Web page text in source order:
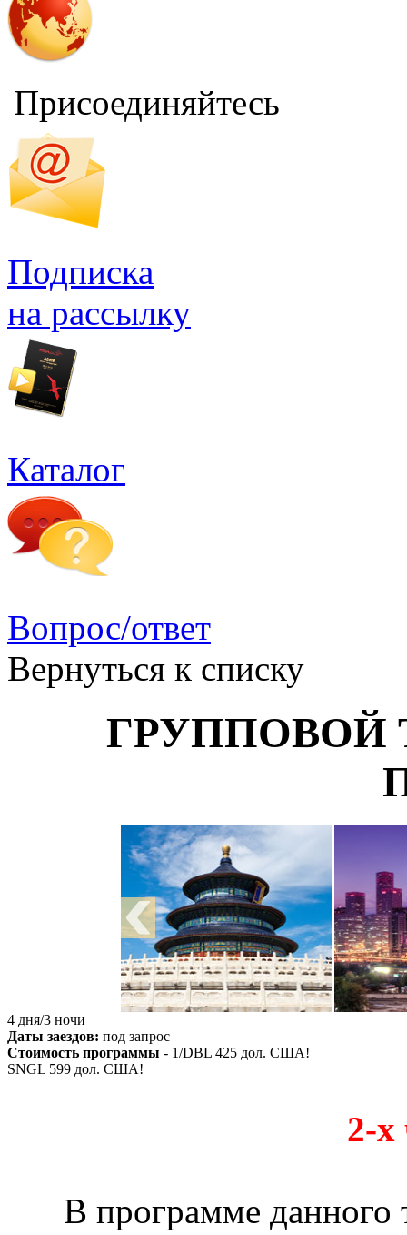
Присоединяйтесь
Подписка
на рассылку
Каталог
Вопрос/ответ
Вернуться к списку
ГРУППОВОЙ
4 дня/3 ночи
Даты заездов: под запрос
Стоимость программы - 1/DBL 425 дол. США!
SNGL 599 дол. США!
2-х
В программе данного